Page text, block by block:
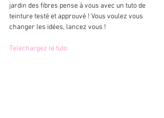
jardin des fibres pense à vous avec un tuto de
teinture testé et approuvé ! Vous voulez vous
changer les idées, lancez vous !
Telechargez le tuto